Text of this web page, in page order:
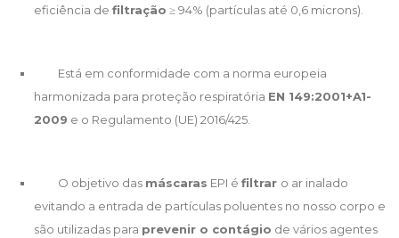
eficiência de filtração ≥ 94% (partículas até 0,6 microns).
Está em conformidade com a norma europeia
harmonizada para proteção respiratória EN 149:2001+A1-
2009 e o Regulamento (UE) 2016/425.
O objetivo das máscaras EPI é filtrar o ar inalado
evitando a entrada de partículas poluentes no nosso corpo e
são utilizadas para prevenir o contágio de vários agentes